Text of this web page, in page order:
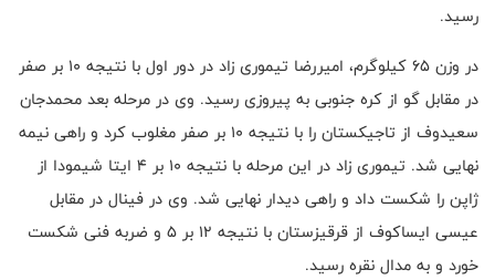
رسید.
در وزن ۶۵ کیلوگرم، امیررضا تیموری زاد در دور اول با نتیجه ۱۰ بر صفر
در مقابل گو از کره جنوبی به پیروزی رسید. وی در مرحله بعد محمدجان
سعیدوف از تاجیکستان را با نتیجه ۱۰ بر صفر مغلوب کرد و راهی نیمه
نهایی شد. تیموری زاد در این مرحله با نتیجه ۱۰ بر ۴ ایتا شیمودا از
ژاپن را شکست داد و راهی دیدار نهایی شد. وی در فینال در مقابل
عیسی ایساکوف از قرقیزستان با نتیجه ۱۲ بر ۵ و ضربه فنی شکست
خورد و به مدال نقره رسید.